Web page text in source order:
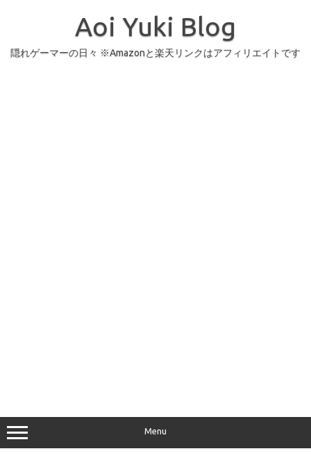
Aoi Yuki Blog
隠れゲーマーの日々 ※Amazonと楽天リンクはアフィリエイトです
Menu